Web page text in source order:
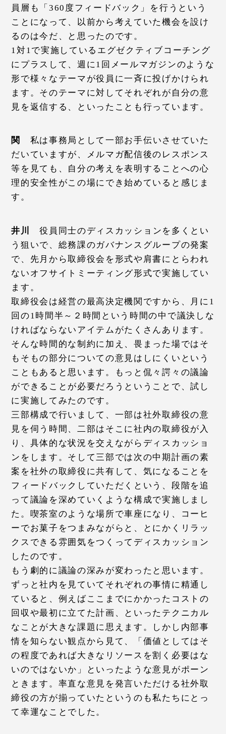
員層も「360度フィードバック」を行うという
ことになって、以前から考えていた機会を設け
るのは今だ、と思ったのです。
1対1で実施しているエグゼクティブコーチング
にプラスして、週に1回メールマガジンのような
形で様々なテーマが役員に一斉に投げかけられ
ます。そのテーマに対してそれぞれが自分の意
見を返信する、といったことも行っています。
関
私は事務局として一部お手伝いさせていた
だいていますが、メルマガ配信後のレスポンス
等を見ても、自分の考えを表明することへの心
理的安全性がこの場にでき始めていると感じま
す。
井川
役員同士のディスカッションを多くとい
う狙いで、総務課のガバナンスグループの発案
で、先月から取締役会を形式や肩書にとらわれ
ないオフサイトミーティング形式で実施してい
ます。
取締役会は経営の最高決定機関ですから、月に1
回の1時間半～２時間という時間の中で議決しな
ければならないアイテムがたくさんあります。
そんな時間的な制約に加え、畏まった場ではそ
もそもの部分についての意見はしにくいという
こともあると思います。もっと侃々諤々の議論
ができることが必要だろうということで、試し
に実施してみたのです。
三部構成で行いまして、一部は社外取締役の意
見を伺う時間、二部はそこに社内の取締役が入
り、具体的な状況を交えながらディスカッショ
ンをします。そして三部では次の中期計画の素
案を社外の取締役に共有して、気になることを
フィードバックしていただくという、段階を追
って議論を深めていくような構成で実施しまし
た。喫茶室のような場所で車座になり、コーヒ
ーでお菓子をつまみながらと、とにかくリラッ
クスできる雰囲気をつくってディスカッション
したのです。
もう劇的に議論の深みが変わったと思います。
ずっと社内を見ていてそれぞれの事情に精通し
ていると、例えばここまでにかかったコストの
回収や最初に立てた計画、といったテクニカル
なことが大きな課題に思えます。しかし内部事
情を知らない観点から見て、「価値としてはそ
の程度であれば大きなリソースを割く必要はな
いのではないか」といったような意見がポーン
ときます。率直な意見を発言いただける社外取
締役の方が揃っていたというのも私たちにとっ
て幸運なことでした。